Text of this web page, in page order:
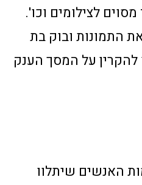
לצילומים וכו'.
התמונות ובוק בת
להקרין על המסך הענק
האנשים שיתלוו